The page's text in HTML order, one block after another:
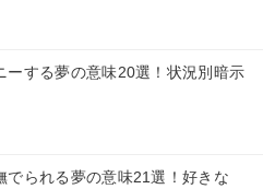
ーする夢の意味20選！状況別暗示
でられる夢の意味21選！好きな